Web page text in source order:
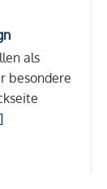
als
besondere